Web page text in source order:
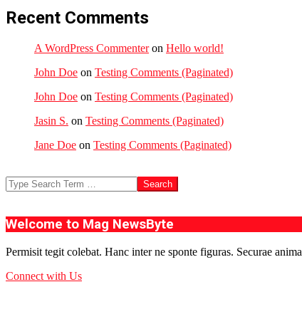
Recent Comments
A WordPress Commenteron Hello world!
John Doe on Testing Comments (Paginated)
John Doe on Testing Comments (Paginated)
Jasin S. on Testing Comments (Paginated)
Jane Doe on Testing Comments (Paginated)
Search
Welcome to Mag NewsByte
Permisit tegit colebat. Hanc inter ne sponte figuras. Securae
Connect with Us